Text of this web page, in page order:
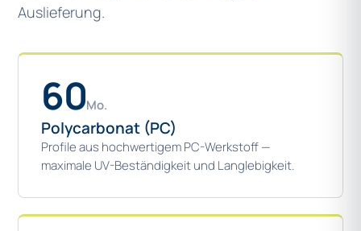
Auslieferung.
60Mo.
Polycarbonat (PC)
Profile aus hochwertigem PC-Werkstoff —
maximale UV-Beständigkeit und Langlebigkeit.